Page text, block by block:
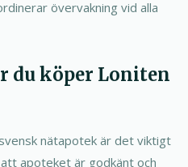
övervakning vid alla
du köper Loniten
nätapotek är det viktigt
apoteket är godkänt och